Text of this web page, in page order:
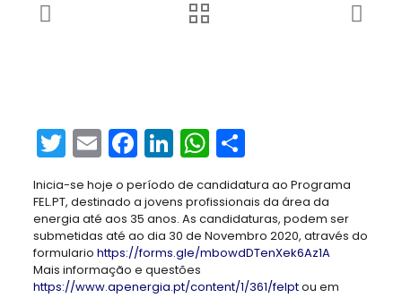
Twitter
EmailFacebook
LinkedIn
WhatsApp
Share
Inicia-se hoje o período de candidatura ao Programa
FEL.PT, destinado a jovens profissionais da área da
energia até aos 35 anos. As candidaturas, podem ser
submetidas até ao dia 30 de Novembro 2020, através do
formulario https://forms.gle/mbowdDTenXek6Az1A
Mais informação e questões
https://www.apenergia.pt/content/1/361/felptou em